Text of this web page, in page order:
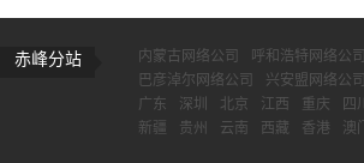
赤峰分站 内蒙古网络公司 呼和浩特网络公司
巴彦淖尔网络公司
兴安盟网络公司
广东
深圳 北京 江西 重庆 四川
新疆
贵州 云南 西藏 香港 澳门